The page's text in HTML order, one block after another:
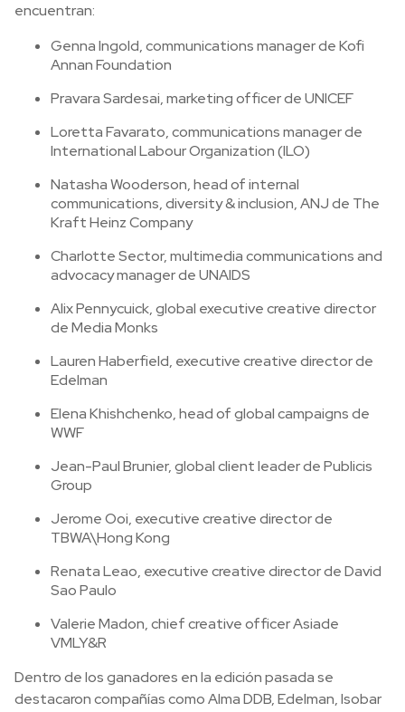
encuentran:
Genna Ingold, communications manager de Kofi
Annan Foundation
Pravara Sardesai, marketing officer de UNICEF
Loretta Favarato, communications manager de
International Labour Organization (ILO)
Natasha Wooderson, head of internal
communications, diversity & inclusion, ANJ de The
Kraft Heinz Company
Charlotte Sector, multimedia communications and
advocacy manager de UNAIDS
Alix Pennycuick, global executive creative director
de Media Monks
Lauren Haberfield, executive creative director de
Edelman
Elena Khishchenko, head of global campaigns de
WWF
Jean-Paul Brunier, global client leader de Publicis
Group
Jerome Ooi, executive creative director de
TBWA\Hong Kong
Renata Leao, executive creative director de David
Sao Paulo
Valerie Madon, chief creative officer Asiade
VMLY&R
Dentro de los ganadores en la edición pasada se
destacaron compañías como Alma DDB, Edelman, Isobar